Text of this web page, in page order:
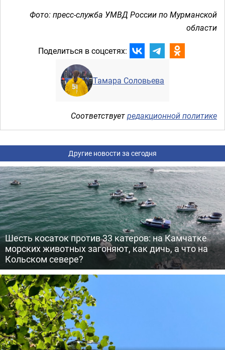
Фото: пресс-служба УМВД России по Мурманской
области
Поделиться в соцсетях:
Тамара Соловьева
Соответствуетредакционной политике
Другие новости за сегодня
Шесть косаток против 33 катеров: на Камчатке
морских животных загоняют, как дичь, а что на
Кольском севере?